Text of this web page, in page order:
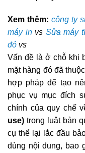
Xem thêm: công ty
máy invs Sửa máy
đỏ vs
Vấn đề là ở chỗ khi
mặt hàng đó đã
hợp pháp để tạo
phục vụ mục đích
chính của quy chế
use) trong luật bản
cụ thể lại lắc đầu
dùng nội dung, bao